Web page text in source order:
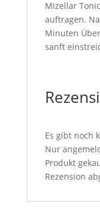
Mizellar
auftragen.
Minuten
sanft
Es gibt noch
Nur
Produkt
Rezension